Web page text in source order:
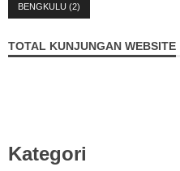
BENGKULU (2)
TOTAL KUNJUNGAN WEBSITE
Kategori